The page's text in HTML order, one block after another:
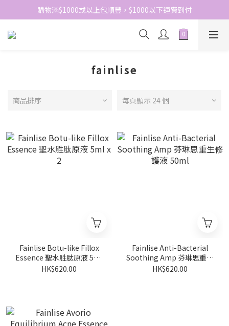
網站免費登記會員，會員優惠價於結帳時自動扣減
購物滿$1000或以上包順豐，$1000以下運費到付
網站免費登記會員，會員優惠價於結帳時自動扣減
fainlise
商品排序 每頁顯示 24 個
Fainlise Botu-like Fillox
Essence 聖水胜肽原液 5ml
x 2
HK$620.00
Fainlise Anti-Bacterial
Soothing Amp 芬琳思重生
修護液 50ml
HK$620.00